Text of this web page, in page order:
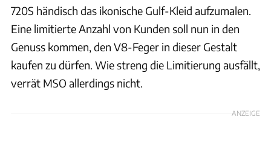
720S händisch das ikonische Gulf-Kleid aufzumalen.
Eine limitierte Anzahl von Kunden soll nun in den
Genuss kommen, den V8-Feger in dieser Gestalt
kaufen zu dürfen. Wie streng die Limitierung ausfällt,
verrät MSO allerdings nicht.
ANZEIGE